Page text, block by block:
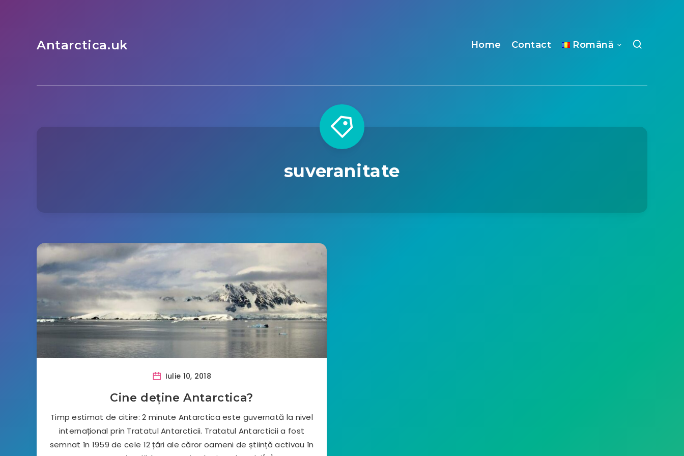
Antarctica.uk Home Contact Română
suveranitate
Iulie 10, 2018
Cine deține Antarctica?
Timp estimat de citire: 2 minute Antarctica este guvernată la nivel
internațional prin Tratatul Antarcticii. Tratatul Antarcticii a fost
semnat în 1959 de cele 12 țări ale căror oameni de știință activau în